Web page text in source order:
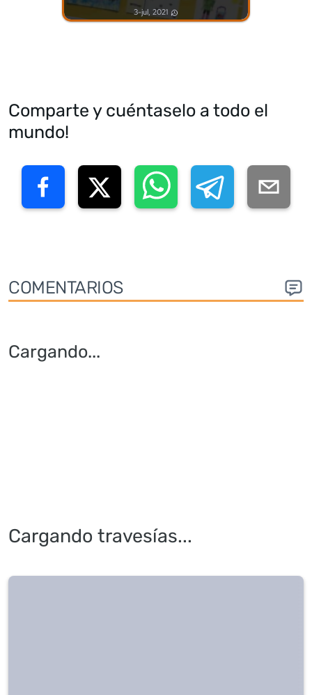
3-jul, 2021
Comparte y cuéntaselo a todo el
mundo!
COMENTARIOS
Cargando...
Cargando travesías...